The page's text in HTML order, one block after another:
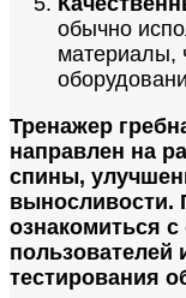
обычно
материалы,
Тренажер
направлен на
спины,
выносливости.
ознакомиться
пользователей
тестирования